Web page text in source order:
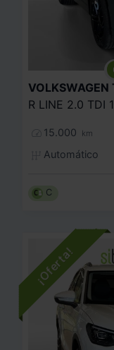
VOLKSWAGEN
15.000 km
Automático
C